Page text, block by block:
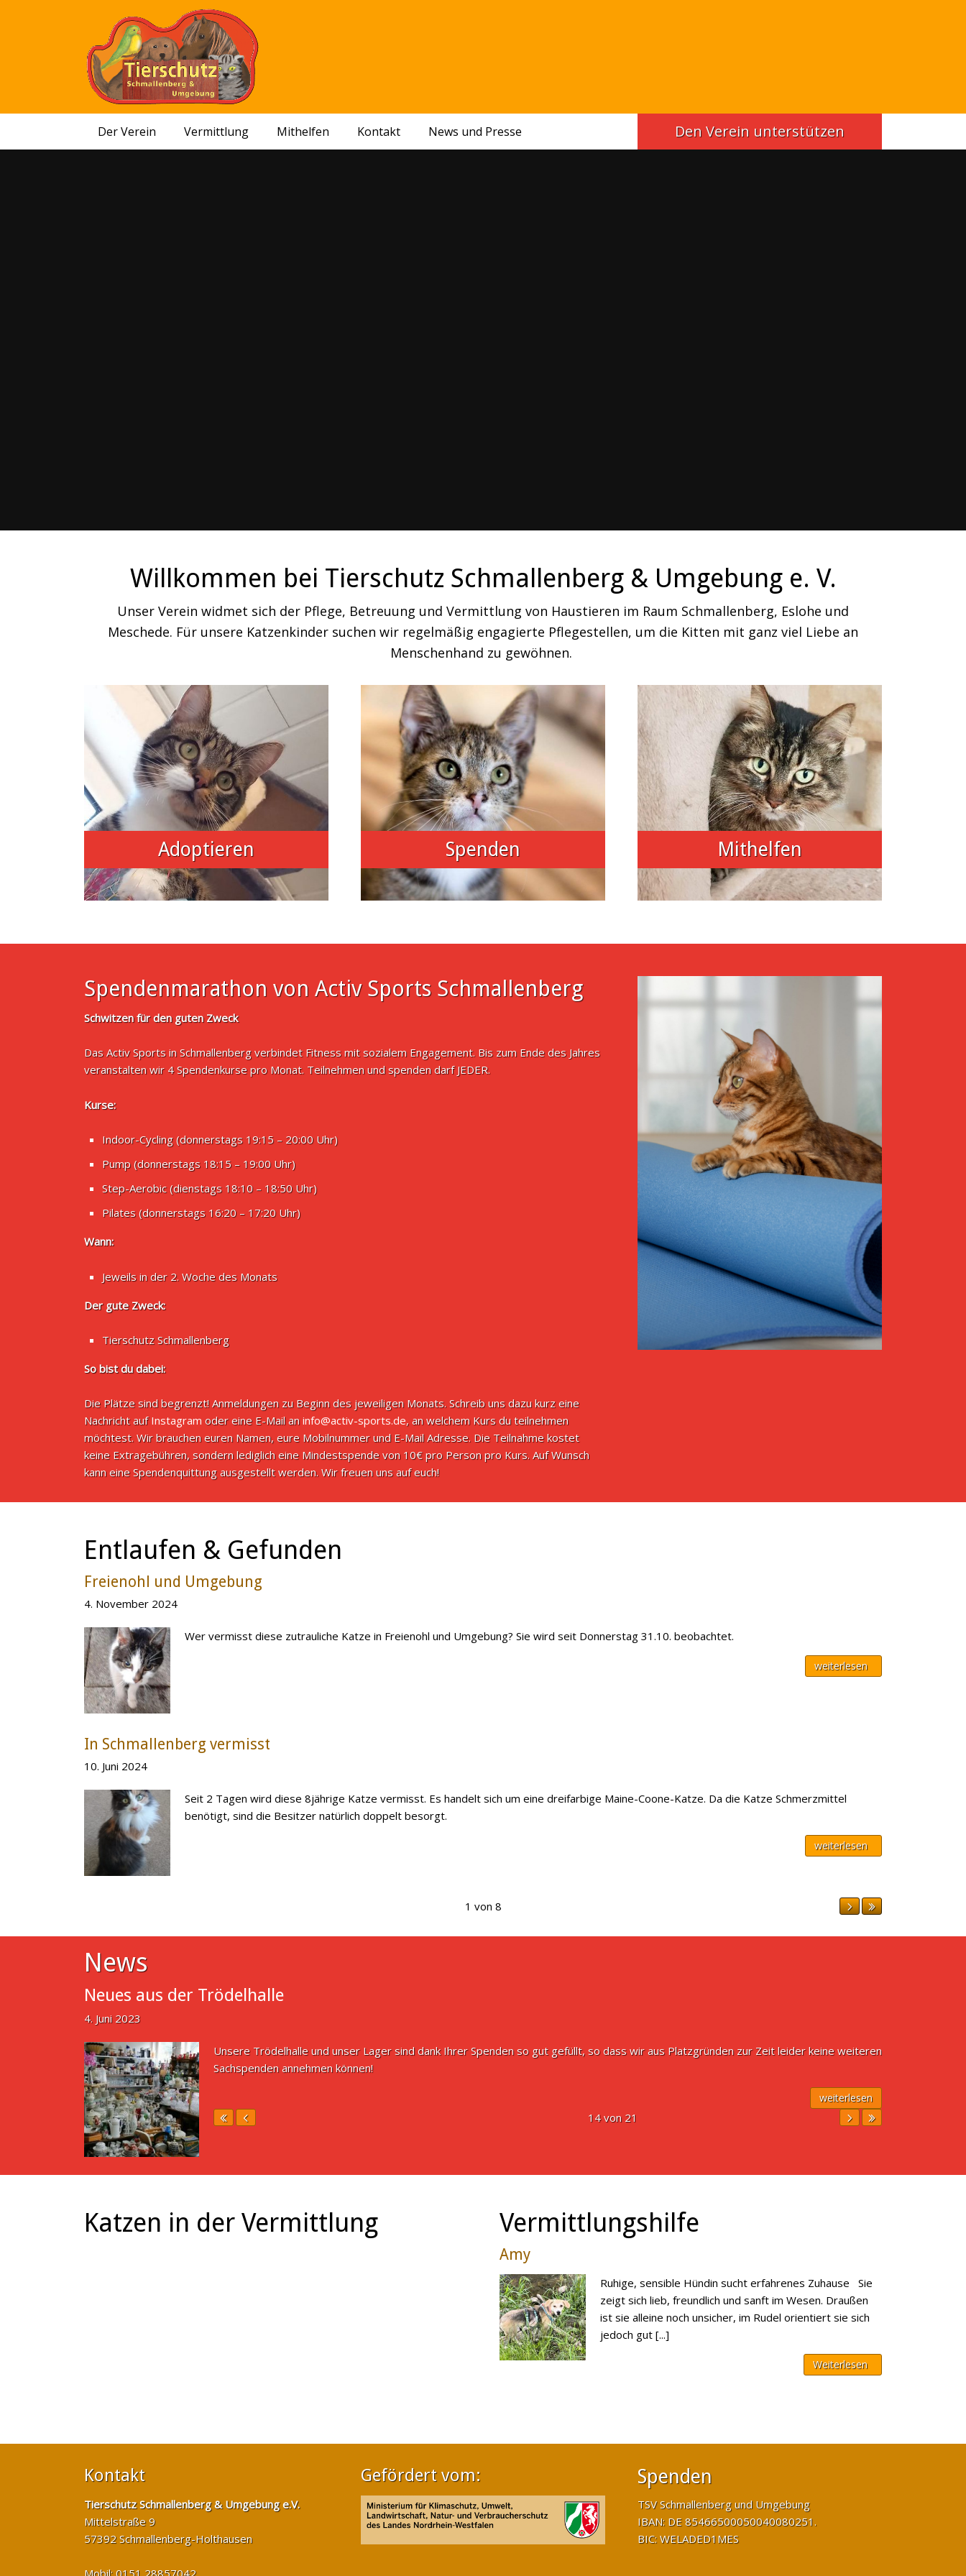
Der Verein Vermittlung Mithelfen Kontakt News und Presse Den Verein unterstützen
Willkommen bei Tierschutz Schmallenberg & Umgebung e. V.
Unser Verein widmet sich der Pflege, Betreuung und Vermittlung von Haustieren im Raum Schmallenberg, Eslohe und
Meschede. Für unsere Katzenkinder suchen wir regelmäßig engagierte Pflegestellen, um die Kitten mit ganz viel Liebe an
Menschenhand zu gewöhnen.
Adoptieren Spenden Mithelfen
Spendenmarathon von Activ Sports Schmallenberg
Schwitzen für den guten Zweck
Das Activ Sports in Schmallenberg verbindet Fitness mit sozialem Engagement. Bis zum Ende des Jahres
veranstalten wir 4 Spendenkurse pro Monat. Teilnehmen und spenden darf JEDER.
Kurse:
Indoor-Cycling (donnerstags 19:15 – 20:00 Uhr)
Pump (donnerstags 18:15 – 19:00 Uhr)
Step-Aerobic (dienstags 18:10 – 18:50 Uhr)
Pilates (donnerstags 16:20 – 17:20 Uhr)
Wann:
Jeweils in der 2. Woche des Monats
Der gute Zweck:
Tierschutz Schmallenberg
So bist du dabei:
Die Plätze sind begrenzt! Anmeldungen zu Beginn des jeweiligen Monats. Schreib uns dazu kurz eine
Nachricht aufInstagram oder eine E-Mail an info@activ-sports.de, an welchem Kurs du teilnehmen
möchtest. Wir brauchen euren Namen, eure Mobilnummer und E-Mail Adresse. Die Teilnahme kostet
keine Extragebühren, sondern lediglich eine Mindestspende von 10€ pro Person pro Kurs. Auf Wunsch
kann eine Spendenquittung ausgestellt werden. Wir freuen uns auf euch!
Entlaufen & Gefunden
Freienohl und Umgebung
4. November 2024
Wer vermisst diese zutrauliche Katze in Freienohl und Umgebung? Sie wird seit Donnerstag 31.10. beobachtet.
weiterlesen
In Schmallenberg vermisst
10. Juni 2024
Seit 2 Tagen wird diese 8jährige Katze vermisst. Es handelt sich um eine dreifarbige Maine-Coone-Katze. Da die Katze Schmerzmittel
benötigt, sind die Besitzer natürlich doppelt besorgt.
weiterlesen
1 von 8
News
Neues aus der Trödelhalle
4. Juni 2023
Unsere Trödelhalle und unser Lager sind dank Ihrer Spenden so gut gefüllt, so dass wir aus Platzgründen zur Zeit leider keine weiteren
Sachspenden annehmen können!
weiterlesen
14 von 21
Katzen in der Vermittlung Vermittlungshilfe
Amy
Ruhige, sensible Hündin sucht erfahrenes Zuhause Sie
zeigt sich lieb, freundlich und sanft im Wesen. Draußen
ist sie alleine noch unsicher, im Rudel orientiert sie sich
jedoch gut [...]
Weiterlesen
Kontakt
Tierschutz Schmallenberg & Umgebung e.V.
Mittelstraße 9
57392 Schmallenberg-Holthausen
Gefördert vom: Spenden
TSV Schmallenberg und Umgebung
IBAN: DE 85466500050040080251.
BIC: WELADED1MES